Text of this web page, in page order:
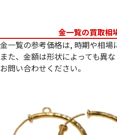
金一覧の買取相
金一覧の参考価格は, 時期や相場
また、金額は形状によっても異
お問い合わせください。